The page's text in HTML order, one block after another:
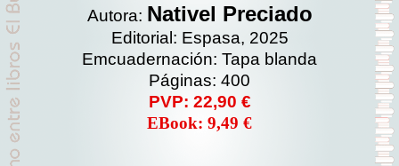
Autora: Nativel Preciado
Editorial: Espasa, 2025
Emcuadernación: Tapa blanda
Páginas: 400
PVP: 22,90 €
EBook: 9,49 €